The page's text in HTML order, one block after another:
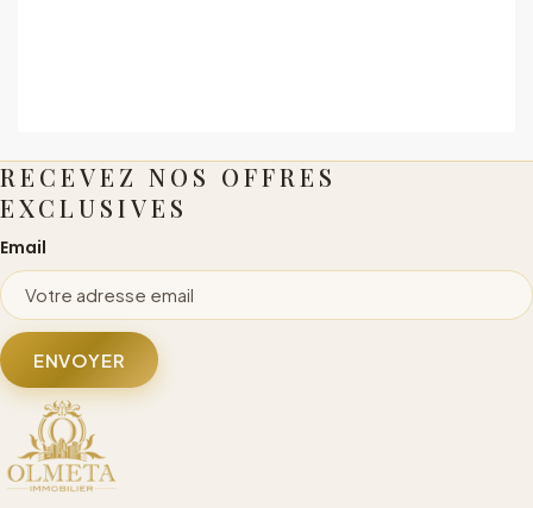
RECEVEZ NOS OFFRES
EXCLUSIVES
Email
ENVOYER